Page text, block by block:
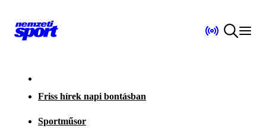
Friss hírek napi bontásban
Sportműsor